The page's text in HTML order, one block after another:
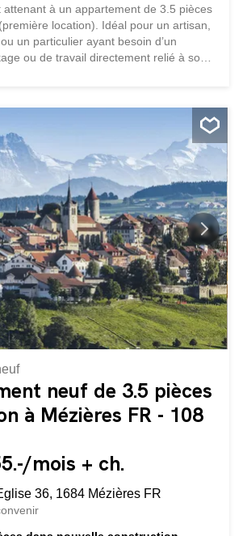
attenant à un appartement de 3.5 pièces
location). Idéal pour un artisan,
un particulier ayant besoin d’un
ou de travail directement relié à son
: 98 m2 / 224 m3 (CHF
/ 112 m3 (CHF 590.00/mois) 19m2 /
mois) Le dépôt ne peut pas servir
stockage/loisirs. Caractéristiques
Première location Bâtiment
haute qualité Deux chambres avec
d'eau privative, dont une salle de bain
Deux jardins, un Sud et un Nord avec
aromatiques Système de free cooling
toute l’année Vue dégagée sur
montagnes...
neuf de 3.5 pièces
à Mézières FR - 108
mois + ch.
36, 1684 Mézières FR